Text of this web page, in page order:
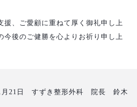
援、ご愛顧に重ねて厚く御礼申し上
今後のご健勝を心よりお祈り申し上
すずき整形外科 院長 鈴木